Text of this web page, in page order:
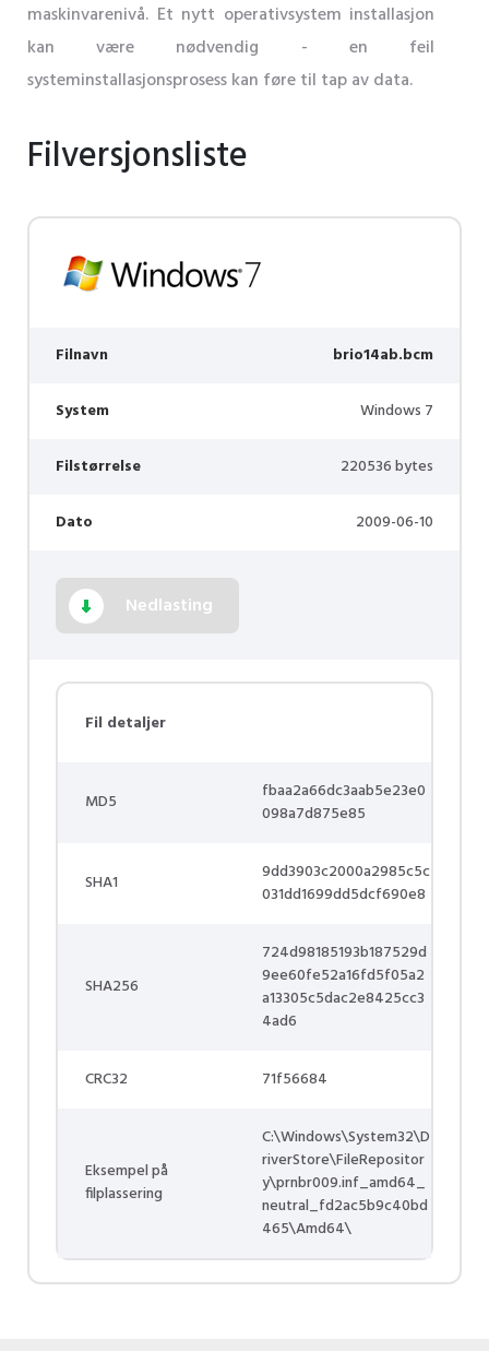
maskinvarenivå. Et nytt operativsystem installasjon
kan være nødvendig - en feil
systeminstallasjonsprosess kan føre til tap av data.
Filversjonsliste
Filnavn brio14ab.bcm
System Windows 7
Filstørrelse 220536 bytes
Dato 2009-06-10
Nedlasting
Fil detaljer
MD5
fbaa2a66dc3aab5e23e0
098a7d875e85
SHA1
9dd3903c2000a2985c5c
031dd1699dd5dcf690e8
SHA256
724d98185193b187529d
9ee60fe52a16fd5f05a2
a13305c5dac2e8425cc3
4ad6
CRC32 71f56684
Eksempel på
filplassering
C:\Windows\System32\D
riverStore\FileRepositor
y\prnbr009.inf_amd64_
neutral_fd2ac5b9c40bd
465\Amd64\